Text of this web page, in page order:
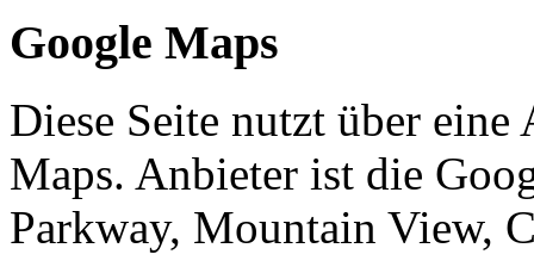
Google Maps
Diese Seite nutzt über
Maps. Anbieter ist die
Parkway, Mountain View,